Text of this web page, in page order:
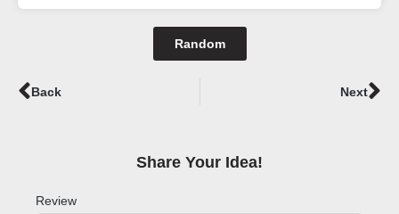
Random
Prev
Back Next
Share Your Idea!​
Review